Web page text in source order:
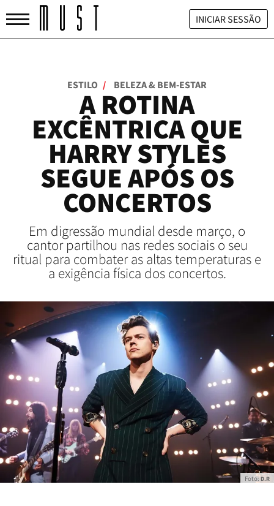
INICIAR SESSÃO
ESTILO / BELEZA & BEM-ESTAR
A ROTINA
EXCÊNTRICA QUE
HARRY STYLES
SEGUE APÓS OS
CONCERTOS
Em digressão mundial desde março, o
cantor partilhou nas redes sociais o seu
ritual para combater as altas temperaturas e
a exigência física dos concertos.
Foto:D.R